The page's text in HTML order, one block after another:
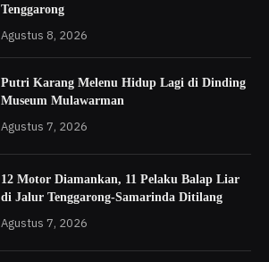
Tenggarong
Agustus 8, 2026
Putri Karang Melenu Hidup Lagi di Dinding
Museum Mulawarman
Agustus 7, 2026
12 Motor Diamankan, 11 Pelaku Balap Liar
di Jalur Tenggarong-Samarinda Ditilang
Agustus 7, 2026